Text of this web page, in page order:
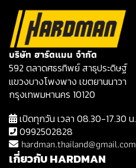
บริษัท ฮาร์ดแมน จำกัด
592 ตลาดศธรทิพย์ สาธุประดิษฐ์
แขวงบางโพงพาง เขตยานนาวา
กรุงเทพมหานคร 10120
เปิดทุกวัน เวลา 08.30-17.30 น.
0992502828
hardman.thailand@gmail.com
เกี่ยวกับ HARDMAN